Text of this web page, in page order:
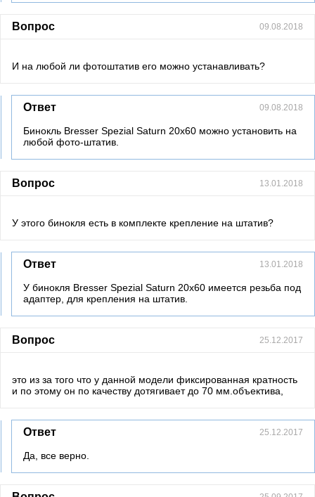
Вопрос 09.08.2018
И на любой ли фотоштатив его можно устанавливать?
Ответ 09.08.2018
Бинокль Bresser Spezial Saturn 20x60 можно установить на
любой фото-штатив.
Вопрос 13.01.2018
У этого бинокля есть в комплекте крепление на штатив?
Ответ 13.01.2018
У бинокля Bresser Spezial Saturn 20x60 имеется резьба под
адаптер, для крепления на штатив.
Вопрос 25.12.2017
это из за того что у данной модели фиксированная кратность
и по этому он по качеству дотягивает до 70 мм.объектива,
Ответ 25.12.2017
Да, все верно.